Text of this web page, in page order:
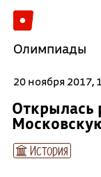
Олимпиады
20 ноября 2017,
Открылась
История